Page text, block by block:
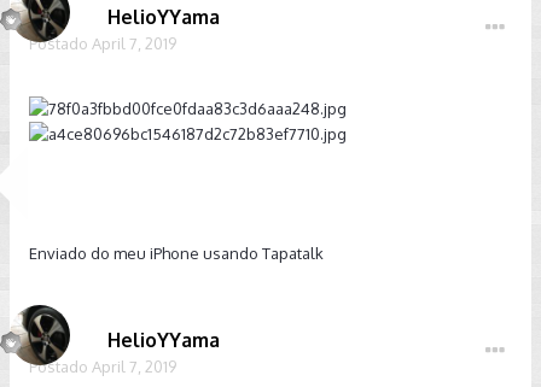
HelioYYama
Postado April 7, 2019
Enviado do meu iPhone usando Tapatalk
HelioYYama
Postado April 7, 2019